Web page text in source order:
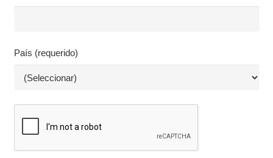
País (requerido)